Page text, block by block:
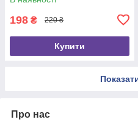
198 ₴ 220 ₴
Купити
Про нас